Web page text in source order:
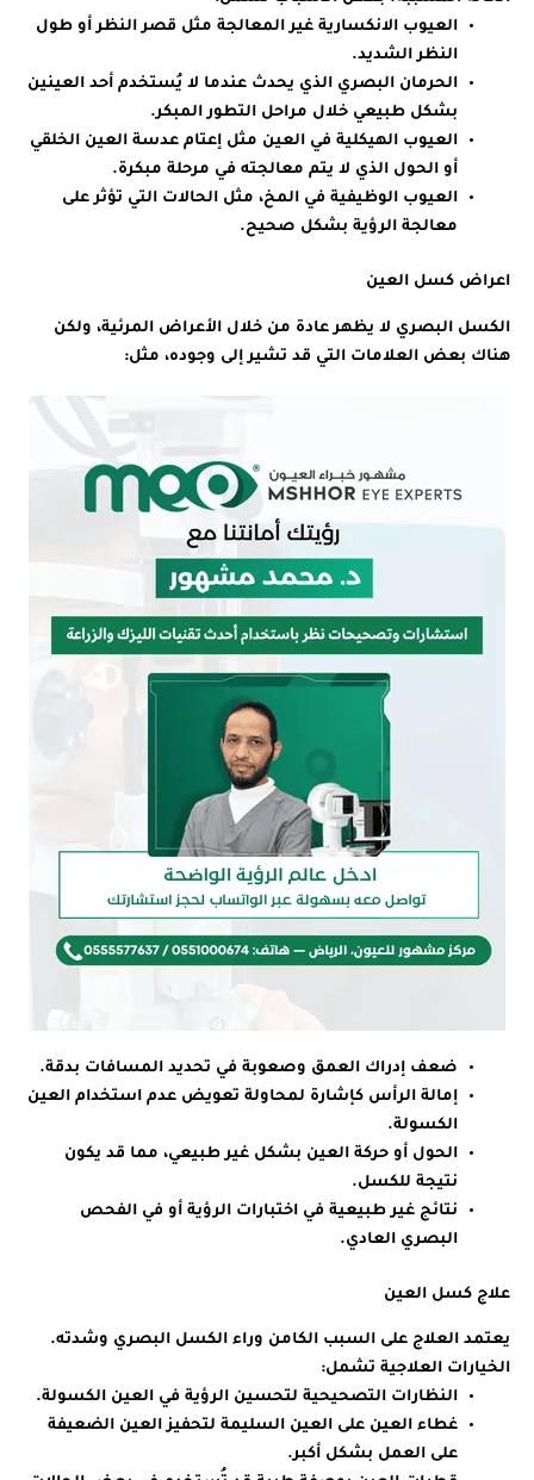
العيوب الانكسارية غير المعالجة مثل قصر النظر أو طول
النظر الشديد.
الحرمان البصري الذي يحدث عندما لا يُستخدم أحد العينين
بشكل طبيعي خلال مراحل التطور المبكر.
العيوب الهيكلية في العين مثل إعتام عدسة العين الخلقي
أو الحول الذي لا يتم معالجته في مرحلة مبكرة.
العيوب الوظيفية في المخ، مثل الحالات التي تؤثر على
معالجة الرؤية بشكل صحيح.
اعراض كسل العين
الكسل البصري لا يظهر عادة من خلال الأعراض المرئية، ولكن
هناك بعض العلامات التي قد تشير إلى وجوده، مثل:
ضعف إدراك العمق وصعوبة في تحديد المسافات بدقة.
إمالة الرأس كإشارة لمحاولة تعويض عدم استخدام العين
الكسولة.
الحول أو حركة العين بشكل غير طبيعي، مما قد يكون
نتيجة للكسل.
نتائج غير طبيعية في اختبارات الرؤية أو في الفحص
البصري العادي.
علاج كسل العين
يعتمد العلاج على السبب الكامن وراء الكسل البصري وشدته.
الخيارات العلاجية تشمل:
النظارات التصحيحية لتحسين الرؤية في العين الكسولة.
غطاء العين على العين السليمة لتحفيز العين الضعيفة
على العمل بشكل أكبر.